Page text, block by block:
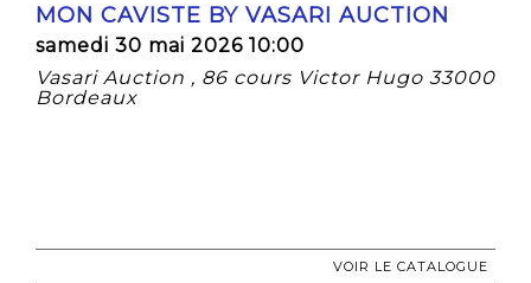
MON CAVISTE BY VASARI AUCTION
samedi 30 mai 2026 10:00
Vasari Auction , 86 cours Victor Hugo 33000
Bordeaux
VOIR LE CATALOGUE